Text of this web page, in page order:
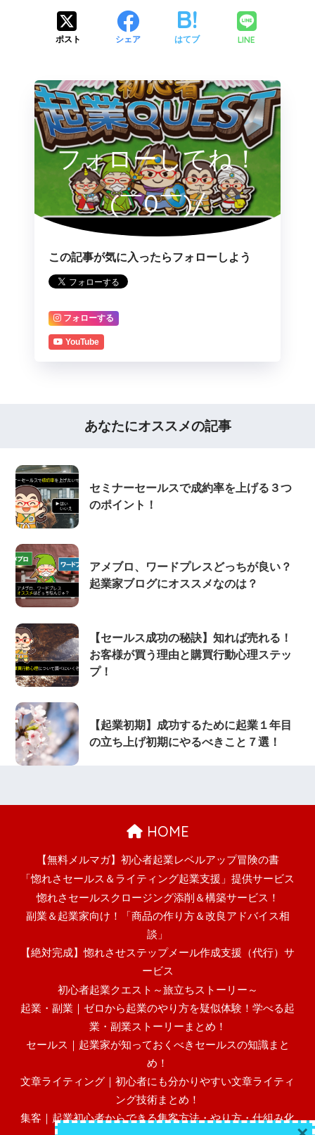
ポスト シェア はてブ LINE
フォローしてね！
(￣0￣)/
この記事が気に入ったらフォローしよう
フォローする
YouTube
あなたにオススメの記事
セミナーセールスで成約率を上げる３つ
のポイント！
アメブロ、ワードプレスどっちが良い？
起業家ブログにオススメなのは？
【セールス成功の秘訣】知れば売れる！
お客様が買う理由と購買行動心理ステッ
プ！
【起業初期】成功するために起業１年目
の立ち上げ初期にやるべきこと７選！
HOME
【無料メルマガ】初心者起業レベルアップ冒険の書
「惚れさセールス＆ライティング起業支援」提供サービス
惚れさセールスクロージング添削＆構築サービス！
副業＆起業家向け！「商品の作り方＆改良アドバイス相
談」
【絶対完成】惚れさせステップメール作成支援（代行）サ
ービス
初心者起業クエスト～旅立ちストーリー～
起業・副業｜ゼロから起業のやり方を疑似体験！学べる起
業・副業ストーリーまとめ！
セールス｜起業家が知っておくべきセールスの知識まと
め！
文章ライティング｜初心者にも分かりやすい文章ライティ
ング技術まとめ！
集客｜起業初心者からできる集客方法・やり方・仕組み化